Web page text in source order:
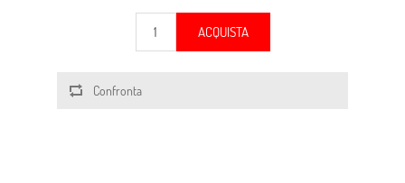
ACQUISTA
Confronta